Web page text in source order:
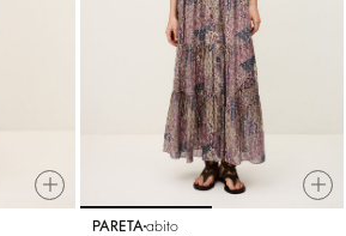
PARETA abito